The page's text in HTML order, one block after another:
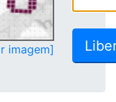
imagem]